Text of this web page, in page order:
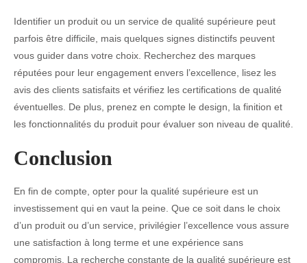
Identifier un produit ou un service de qualité supérieure peut
parfois être difficile, mais quelques signes distinctifs peuvent
vous guider dans votre choix. Recherchez des marques
réputées pour leur engagement envers l’excellence, lisez les
avis des clients satisfaits et vérifiez les certifications de qualité
éventuelles. De plus, prenez en compte le design, la finition et
les fonctionnalités du produit pour évaluer son niveau de qualité.
Conclusion
En fin de compte, opter pour la qualité supérieure est un
investissement qui en vaut la peine. Que ce soit dans le choix
d’un produit ou d’un service, privilégier l’excellence vous assure
une satisfaction à long terme et une expérience sans
compromis. La recherche constante de la qualité supérieure est